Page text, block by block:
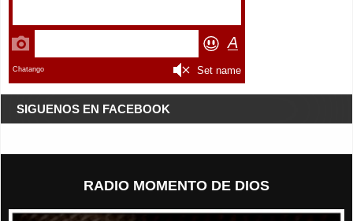
SIGUENOS EN FACEBOOK
RADIO MOMENTO DE DIOS